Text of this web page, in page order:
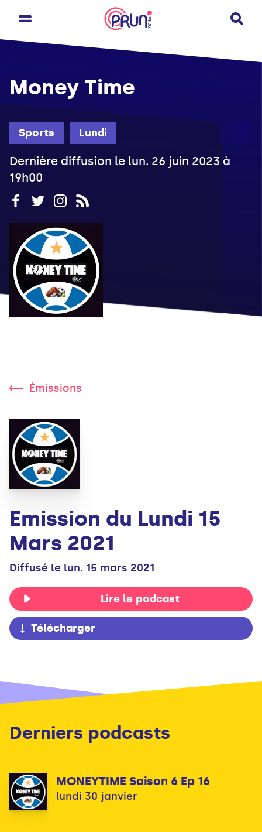
Sports Lundi
Money Time
Dernière diffusion le lun. 26 juin 2023 à
19h00
Émissions
Emission du Lundi 15
Mars 2021
Diffusé le lun. 15 mars 2021
Lire le podcast
Télécharger
Derniers podcasts
MONEYTIME Saison 6 Ep 16
lundi 30 janvier